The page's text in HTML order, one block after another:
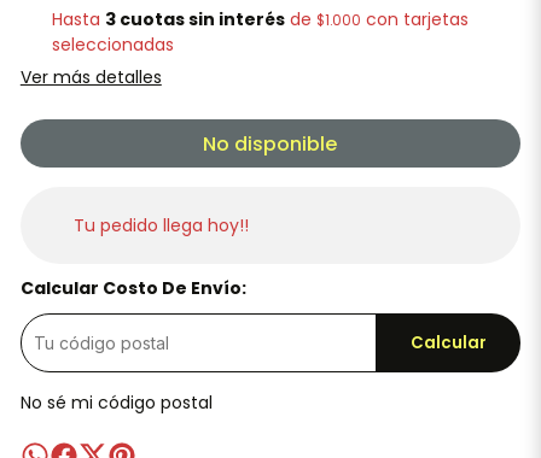
Hasta 3 cuotas sin interésde $1.000 con tarjetas
seleccionadas
Ver más detalles
No disponible
Tu pedido llega hoy!!
Calcular Costo De Envío:
Calcular
No sé mi código postal